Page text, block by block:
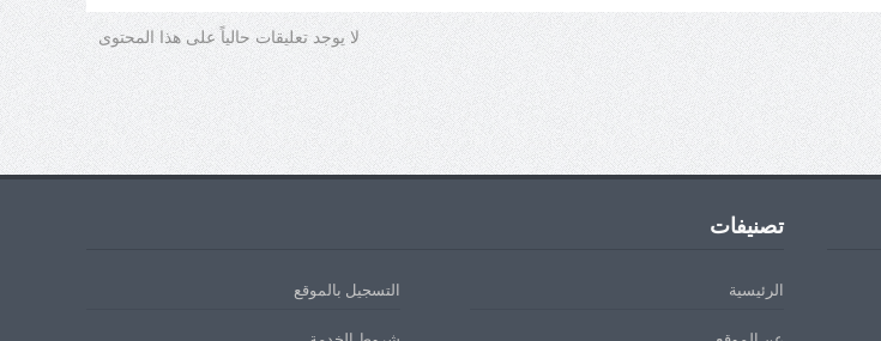
لا يوجد تعليقات حالياً على هذا المحتوى
تصنيفات
الرئيسية التسجيل بالموقع